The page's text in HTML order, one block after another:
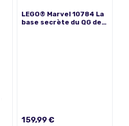
LEGO® Marvel 10784 La
base secrète du QG de
159,99 €